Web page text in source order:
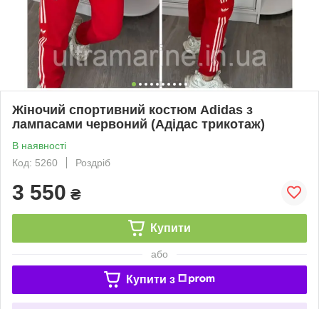
Жіночий спортивний костюм Adidas з
лампасами червоний (Адідас трикотаж)
В наявності
Код: 5260
Роздріб
3 550 ₴
Купити
або
Купити з